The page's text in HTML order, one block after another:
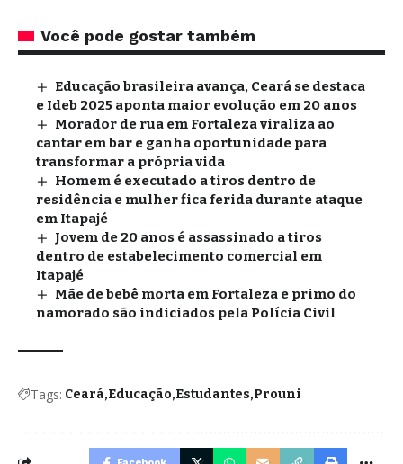
Você pode gostar também
Educação brasileira avança, Ceará se destaca
e Ideb 2025 aponta maior evolução em 20 anos
Morador de rua em Fortaleza viraliza ao
cantar em bar e ganha oportunidade para
transformar a própria vida
Homem é executado a tiros dentro de
residência e mulher fica ferida durante ataque
em Itapajé
Jovem de 20 anos é assassinado a tiros
dentro de estabelecimento comercial em
Itapajé
Mãe de bebê morta em Fortaleza e primo do
namorado são indiciados pela Polícia Civil
Tags: Ceará Educação Estudantes Prouni